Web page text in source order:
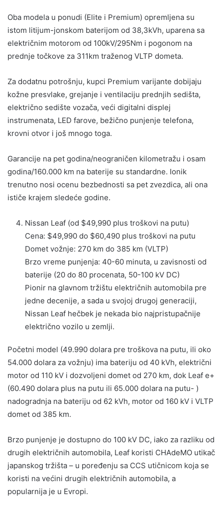
Oba modela u ponudi (Elite i Premium) opremljena su
istom litijum-jonskom baterijom od 38,3kVh, uparena sa
električnim motorom od 100kV/295Nm i pogonom na
prednje točkove za 311km traženog VLTP dometa.
Za dodatnu potrošnju, kupci Premium varijante dobijaju
kožne presvlake, grejanje i ventilaciju prednjih sedišta,
električno sedište vozača, veći digitalni displej
instrumenata, LED farove, bežično punjenje telefona,
krovni otvor i još mnogo toga.
Garancije na pet godina/neograničen kilometražu i osam
godina/160.000 km na baterije su standardne. Ionik
trenutno nosi ocenu bezbednosti sa pet zvezdica, ali ona
ističe krajem sledeće godine.
Nissan Leaf (od $49,990 plus troškovi na putu)
Cena: $49,990 do $60,490 plus troškovi na putu
Domet vožnje: 270 km do 385 km (VLTP)
Brzo vreme punjenja: 40-60 minuta, u zavisnosti od
baterije (20 do 80 procenata, 50-100 kV DC)
Pionir na glavnom tržištu električnih automobila pre
jedne decenije, a sada u svojoj drugoj generaciji,
Nissan Leaf hečbek je nekada bio najpristupačnije
električno vozilo u zemlji.
Početni model (49.990 dolara pre troškova na putu, ili oko
54.000 dolara za vožnju) ima bateriju od 40 kVh, električni
motor od 110 kV i dozvoljeni domet od 270 km, dok Leaf e+
(60.490 dolara plus na putu ili 65.000 dolara na putu- )
nadogradnja na bateriju od 62 kVh, motor od 160 kV i VLTP
domet od 385 km.
Brzo punjenje je dostupno do 100 kV DC, iako za razliku od
drugih električnih automobila, Leaf koristi CHAdeMO utikač
japanskog tržišta – u poređenju sa CCS utičnicom koja se
koristi na većini drugih električnih automobila, a
popularnija je u Evropi.